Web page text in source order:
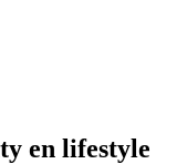
en lifestyle